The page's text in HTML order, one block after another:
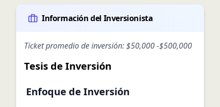
Información del Inversionista
Ticket promedio de inversión:$50,000-$500,000
Tesis de Inversión
Enfoque de Inversión